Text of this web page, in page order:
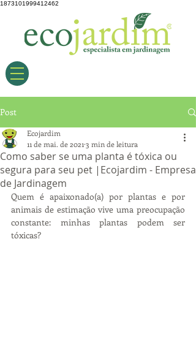
1873101999412462
Post
Como saber se uma planta é tóxica ou
segura para seu pet |Ecojardim - Empresa
de Jardinagem
Ecojardim
11 de mai. de 2021 3 min de leitura
Quem é apaixonado(a) por plantas e por
animais de estimação vive uma preocupação
constante: minhas plantas podem ser
tóxicas?